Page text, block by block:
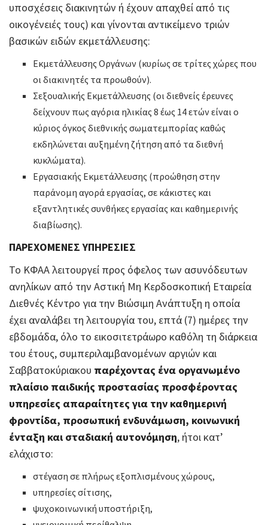
υποσχέσεις διακινητών ή έχουν απαχθεί από τις
οικογένειές τους) και γίνονται αντικείμενο τριών
βασικών ειδών εκμετάλλευσης:
Εκμετάλλευσης Οργάνων (κυρίως σε τρίτες χώρες που
οι διακινητές τα προωθούν).
Σεξουαλικής Εκμετάλλευσης (οι διεθνείς έρευνες
δείχνουν πως αγόρια ηλικίας 8 έως 14 ετών είναι ο
κύριος όγκος διεθνικής σωματεμπορίας καθώς
εκδηλώνεται αυξημένη ζήτηση από τα διεθνή
κυκλώματα).
Εργασιακής Εκμετάλλευσης (προώθηση στην
παράνομη αγορά εργασίας, σε κάκιστες και
εξαντλητικές συνθήκες εργασίας και καθημερινής
διαβίωσης).
ΠΑΡΕΧΟΜΕΝΕΣ ΥΠΗΡΕΣΙΕΣ
Το ΚΦΑΑ λειτουργεί προς όφελος των ασυνόδευτων
ανηλίκων από την Αστική Μη Κερδοσκοπική Εταιρεία
Διεθνές Κέντρο για την Βιώσιμη Ανάπτυξη η οποία
έχει αναλάβει τη λειτουργία του, επτά (7) ημέρες την
εβδομάδα, όλο το εικοσιτετράωρο καθόλη τη διάρκεια
του έτους, συμπεριλαμβανομένων αργιών και
Σαββατοκύριακου παρέχοντας ένα οργανωμένο
πλαίσιο παιδικής προστασίας προσφέροντας
υπηρεσίες απαραίτητες για την καθημερινή
φροντίδα, προσωπική ενδυνάμωση, κοινωνική
ένταξη και σταδιακή αυτονόμηση, ήτοι κατ’
ελάχιστο:
στέγαση σε πλήρως εξοπλισμένους χώρους,
υπηρεσίες σίτισης,
ψυχοκοινωνική υποστήριξη,